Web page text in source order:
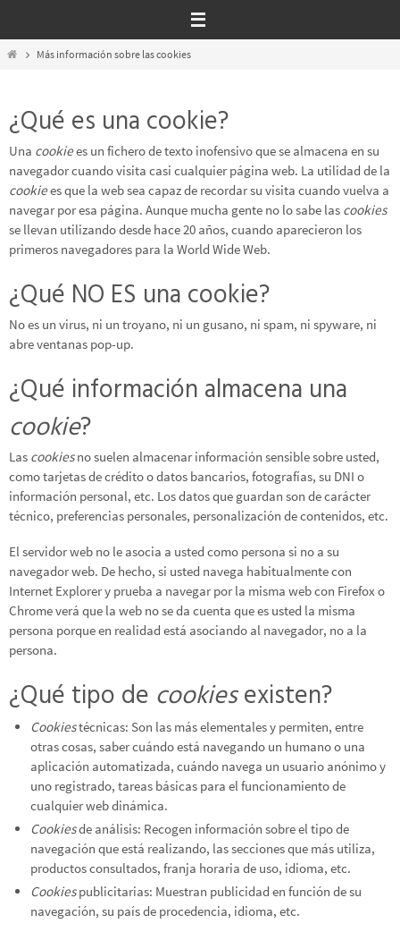
contenido
InicioMás información sobre las cookies
¿Qué es una cookie?
Una cookiees un fichero de texto inofensivoque se almacena en su
navegador cuando visita casi cualquier página web. La utilidad de la
cookiees que la web sea capaz de recordar su visita cuando vuelva a
navegar por esa página. Aunque mucha gente no lo sabe las cookies
se llevan utilizando desde hace 20 años, cuando aparecieron los
primeros navegadores para la World Wide Web.
¿Qué NO ES una cookie?
No es un virus, ni un troyano, ni un gusano, ni spam, ni spyware, ni
abre ventanas pop-up.
¿Qué información almacena una
cookie?
Las cookiesno suelen almacenar información sensible sobre usted,
como tarjetas de crédito o datos bancarios, fotografías, su DNI o
información personal, etc. Los datos que guardan son de carácter
técnico, preferencias personales, personalización de contenidos, etc.
El servidor web no le asocia a usted como persona si no a su
navegador web. De hecho, si usted navega habitualmente con
Internet Explorer y prueba a navegar por la misma web con Firefox o
Chrome verá que la web no se da cuenta que es usted la misma
persona porque en realidad está asociando al navegador, no a la
persona.
¿Qué tipo de cookiesexisten?
Cookiestécnicas: Son las más elementales y permiten, entre
otras cosas, saber cuándo está navegando un humano o una
aplicación automatizada, cuándo navega un usuario anónimo y
uno registrado, tareas básicas para el funcionamiento de
cualquier web dinámica.
Cookiesde análisis: Recogen información sobre el tipo de
navegación que está realizando, las secciones que más utiliza,
productos consultados, franja horaria de uso, idioma, etc.
Cookiespublicitarias: Muestran publicidad en función de su
navegación, su país de procedencia, idioma, etc.